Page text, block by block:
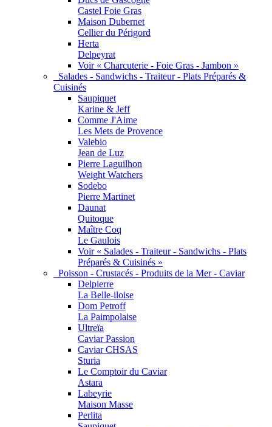
Castel Foie Gras
Maison Dubernet
Cellier du Périgord
Herta
Delpeyrat
Voir « Charcuterie - Foie Gras - Jambon »
Salades - Sandwichs - Traiteur - Plats Préparés &
Cuisinés
Saupiquet
Karine & Jeff
Comme J'Aime
Les Mets de Provence
Valebio
Jean de Luz
Pierre Laguilhon
Weight Watchers
Sodebo
Pierre Martinet
Daunat
Quitoque
Maître Coq
Le Gaulois
Voir « Salades - Traiteur - Sandwichs - Plats
Préparés & Cuisinés »
Poisson - Crustacés - Produits de la Mer - Caviar
Delpierre
La Belle-iloise
Dom Petroff
La Paimpolaise
Ultreïa
Caviar Passion
Caviar CHSAS
Sturia
Le Comptoir du Caviar
Astara
Labeyrie
Maison Masse
Perlita